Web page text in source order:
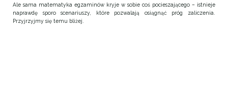
Ale sama matematyka egzaminów kryje w sobie coś pocieszającego – istnieje
naprawdę sporo scenariuszy, które pozwalają osiągnąć próg zaliczenia.
Przyjrzyjmy się temu bliżej.